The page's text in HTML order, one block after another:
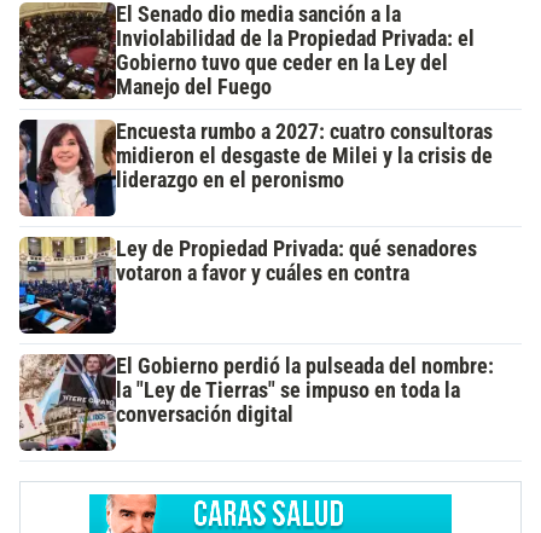
El Senado dio media sanción a la
Inviolabilidad de la Propiedad Privada: el
Gobierno tuvo que ceder en la Ley del
Manejo del Fuego
Encuesta rumbo a 2027: cuatro consultoras
midieron el desgaste de Milei y la crisis de
liderazgo en el peronismo
Ley de Propiedad Privada: qué senadores
votaron a favor y cuáles en contra
El Gobierno perdió la pulseada del nombre:
la "Ley de Tierras" se impuso en toda la
conversación digital